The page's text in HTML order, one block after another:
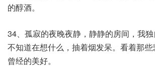
的醇酒。
34、孤寂的夜晚夜静，静静的房间，我独
不知道在想什么，抽着烟发呆。看着那
曾经的美好。